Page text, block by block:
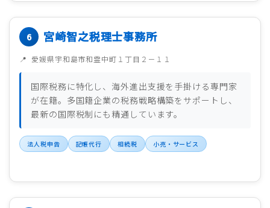
宮崎智之税理士事務所
愛媛県宇和島市和霊中町１丁目２－１１
国際税務に特化し、海外進出支援を手掛ける専門家
が在籍。多国籍企業の税務戦略構築をサポートし、
最新の国際税制にも精通しています。
法人税申告 記帳代行 相続税 小売・サービス